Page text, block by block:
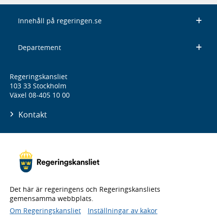
Innehåll på regeringen.se
Departement
Regeringskansliet
103 33 Stockholm
Växel 08-405 10 00
Kontakt
Det här är regeringens och Regeringskansliets
gemensamma webbplats.
Om Regeringskansliet
Inställningar av kakor